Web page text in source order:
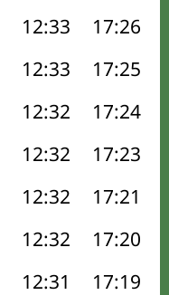
12:33 17:26
12:33 17:25
12:32 17:24
12:32 17:23
12:32 17:21
12:32 17:20
12:31 17:19